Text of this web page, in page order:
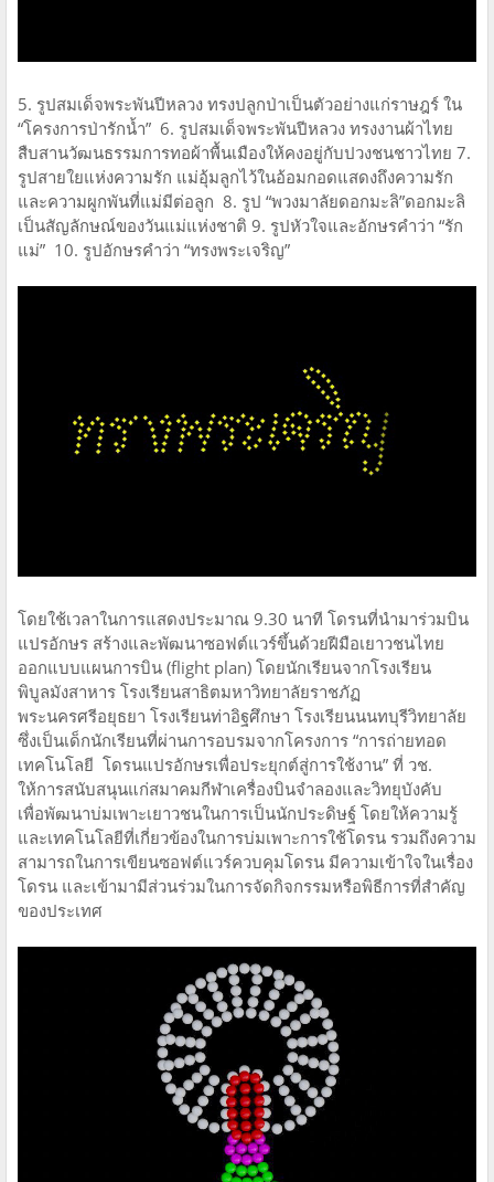
5. รูปสมเด็จพระพันปีหลวง ทรงปลูกป่าเป็นตัวอย่างแก่ราษฎร์ ใน
“โครงการป่ารักน้ำ” 6. รูปสมเด็จพระพันปีหลวง ทรงงานผ้าไทย
สืบสานวัฒนธรรมการทอผ้าพื้นเมืองให้คงอยู่กับปวงชนชาวไทย 7.
รูปสายใยแห่งความรัก แม่อุ้มลูกไว้ในอ้อมกอดแสดงถึงความรัก
และความผูกพันที่แม่มีต่อลูก 8. รูป “พวงมาลัยดอกมะลิ”ดอกมะลิ
เป็นสัญลักษณ์ของวันแม่แห่งชาติ 9. รูปหัวใจและอักษรคำว่า “รัก
แม่” 10. รูปอักษรคำว่า “ทรงพระเจริญ”
โดยใช้เวลาในการแสดงประมาณ 9.30 นาที โดรนที่นำมาร่วมบิน
แปรอักษร สร้างและพัฒนาซอฟต์แวร์ขึ้นด้วยฝีมือเยาวชนไทย
ออกแบบแผนการบิน (flight plan) โดยนักเรียนจากโรงเรียน
พิบูลมังสาหาร โรงเรียนสาธิตมหาวิทยาลัยราชภัฏ
พระนครศรีอยุธยา โรงเรียนท่าอิฐศึกษา โรงเรียนนนทบุรีวิทยาลัย
ซึ่งเป็นเด็กนักเรียนที่ผ่านการอบรมจากโครงการ “การถ่ายทอด
เทคโนโลยี โดรนแปรอักษรเพื่อประยุกต์สู่การใช้งาน” ที่ วช.
ให้การสนับสนุนแก่สมาคมกีฬาเครื่องบินจำลองและวิทยุบังคับ
เพื่อพัฒนาบ่มเพาะเยาวชนในการเป็นนักประดิษฐ์ โดยให้ความรู้
และเทคโนโลยีที่เกี่ยวข้องในการบ่มเพาะการใช้โดรน รวมถึงความ
สามารถในการเขียนซอฟต์แวร์ควบคุมโดรน มีความเข้าใจในเรื่อง
โดรน และเข้ามามีส่วนร่วมในการจัดกิจกรรมหรือพิธีการที่สำคัญ
ของประเทศ